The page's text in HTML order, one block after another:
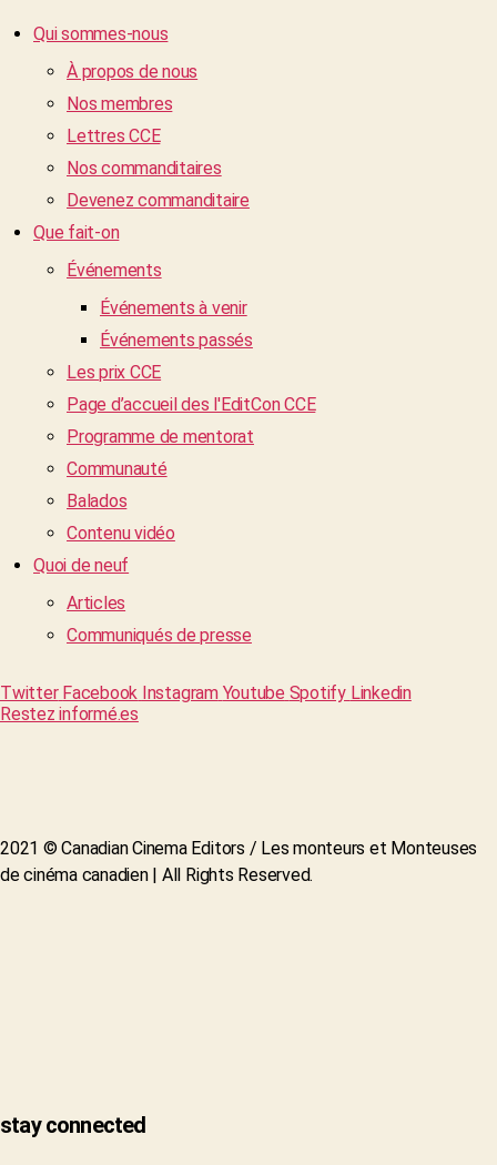
Qui sommes-nous
À propos de nous
Nos membres
Lettres CCE
Nos commanditaires
Devenez commanditaire
Que fait-on
Événements
Événements à venir
Événements passés
Les prix CCE
Page d’accueil des l'EditCon CCE
Programme de mentorat
Communauté
Balados
Contenu vidéo
Quoi de neuf
Articles
Communiqués de presse
Twitter Facebook Instagram Youtube Spotify Linkedin
Restez informé.es
2021 © Canadian Cinema Editors / Les monteurs et Monteuses
de cinéma canadien | All Rights Reserved.
stay connected